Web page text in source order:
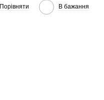
Порівняти В бажання